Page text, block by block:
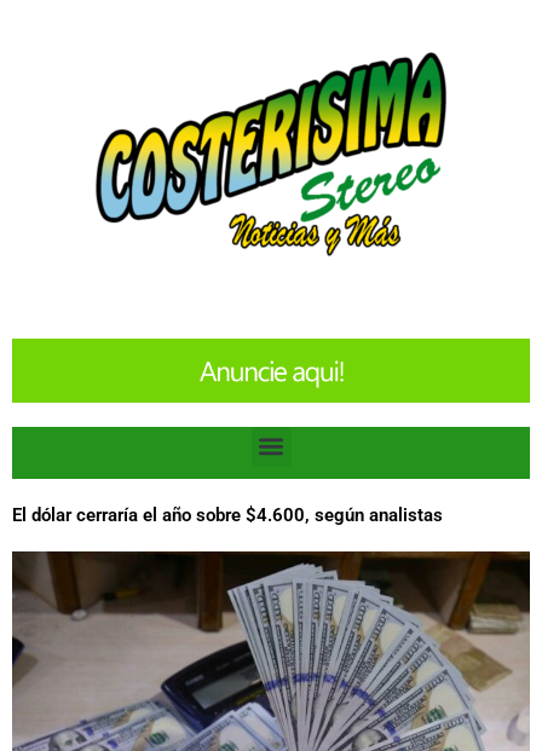
Menu
El dólar cerraría el año sobre $4.600, según analistas